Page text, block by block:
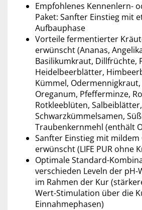
Empfohlenes Kennenlern-
Paket: Sanfter Einstieg mit
Aufbauphase
Vorteile fermentierter
erwünscht (Ananas,
Basilikumkraut, Dillfrüchte,
Heidelbeerblätter,
Kümmel,
Oreganum, Pfefferminze,
Rotkleeblüten, Salbeiblätter,
Schwarzkümmelsamen,
Traubenkernmehl (enthält
Sanfter Einstieg mit mildem
erwünscht (LIFE PUR ohne
Optimale Standard-
verschieden Leveln der
im Rahmen der Kur
Wert-Stimulation über die
Einnahmephasen)